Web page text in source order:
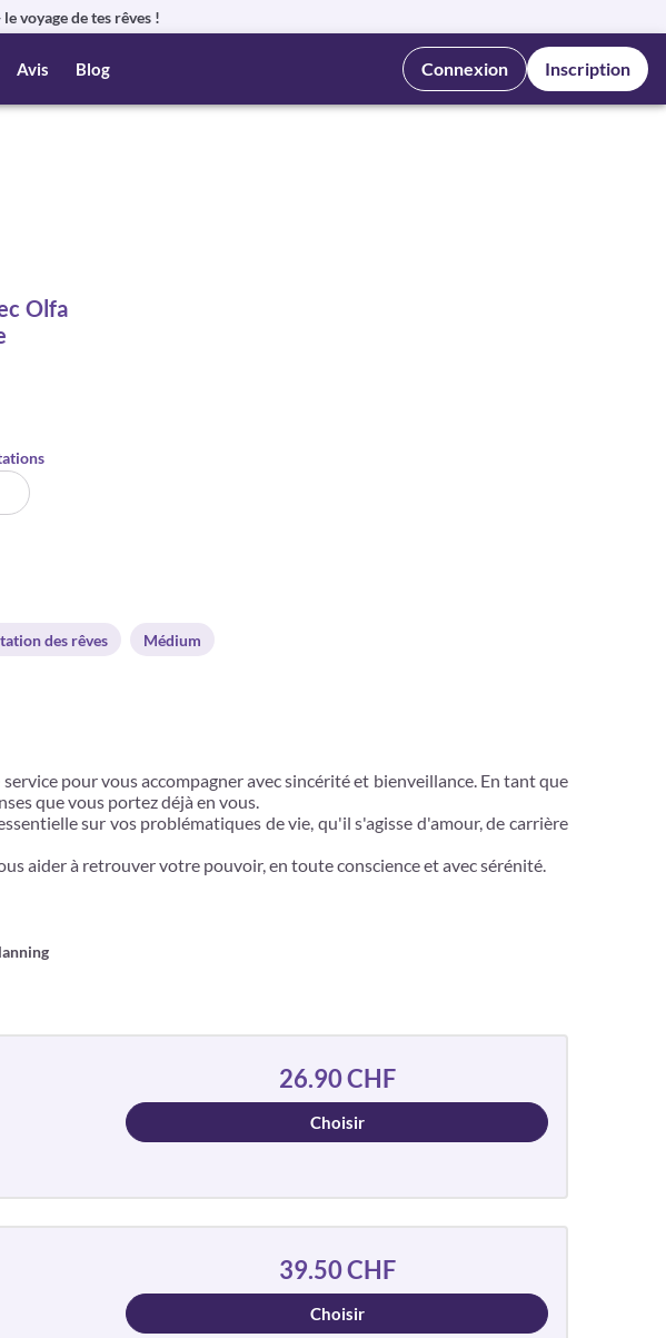
voyage de tes rêves !
Avis Blog Connexion Inscription
Olfa
des rêves Médium
pour vous accompagner avec sincérité et bienveillance. En tant que
que vous portez déjà en vous.
sur vos problématiques de vie, qu'il s'agisse d'amour, de carrière
aider à retrouver votre pouvoir, en toute conscience et avec sérénité.
26.90 CHF
Choisir
39.50 CHF
Choisir